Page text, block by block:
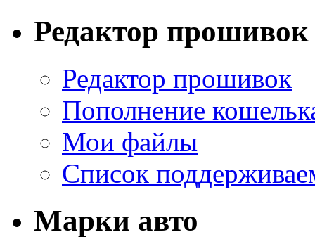
Редактор прошивок
Редактор прошивок
Пополнение
Мои файлы
Список
Марки авто